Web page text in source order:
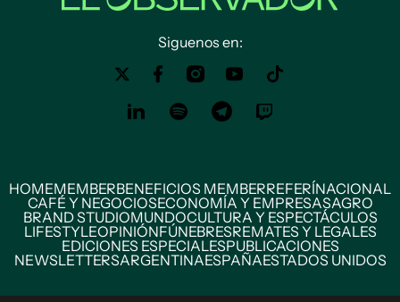
Siguenos en:
HOMEMEMBERBENEFICIOS MEMBERREFERÍNACIONAL
CAFÉ Y NEGOCIOSECONOMÍA Y EMPRESASAGRO
BRAND STUDIOMUNDOCULTURA Y ESPECTÁCULOS
LIFESTYLEOPINIÓNFÚNEBRESREMATES Y LEGALES
EDICIONES ESPECIALESPUBLICACIONES
NEWSLETTERSARGENTINAESPAÑAESTADOS UNIDOS